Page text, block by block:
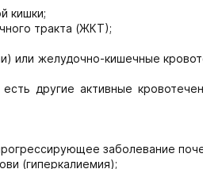
кишки;
тракта (ЖКТ);
или желудочно-кишечные
другие активные
заболевание
(гиперкалиемия);